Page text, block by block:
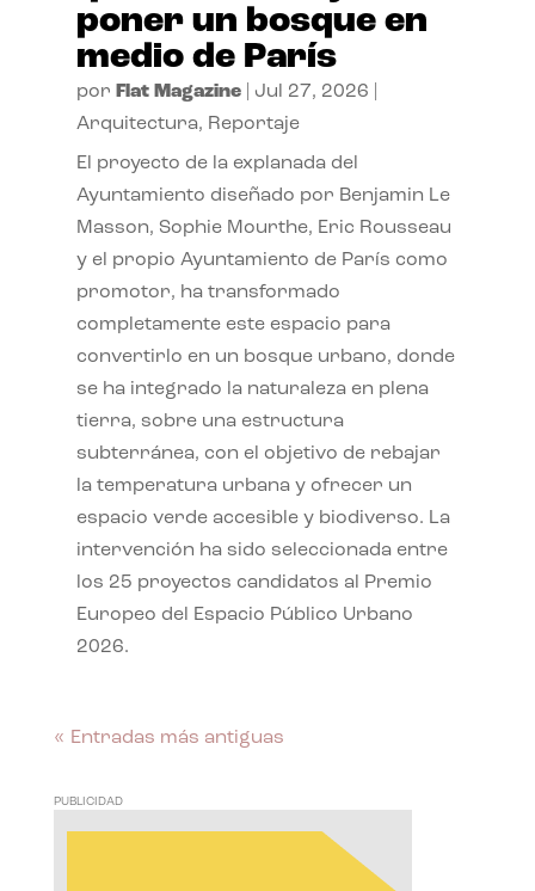
poner un bosque en
medio de París
por Flat Magazine| Jul 27, 2026
Arquitectura, Reportaje
El proyecto de la explanada del
Ayuntamiento diseñado por Benjamin Le
Masson, Sophie Mourthe, Eric Rousseau
y el propio Ayuntamiento de París como
promotor, ha transformado
completamente este espacio para
convertirlo en un bosque urbano, donde
se ha integrado la naturaleza en plena
tierra, sobre una estructura
subterránea, con el objetivo de rebajar
la temperatura urbana y ofrecer un
espacio verde accesible y biodiverso. La
intervención ha sido seleccionada entre
los 25 proyectos candidatos al Premio
Europeo del Espacio Público Urbano
2026.
« Entradas más antiguas
PUBLICIDAD